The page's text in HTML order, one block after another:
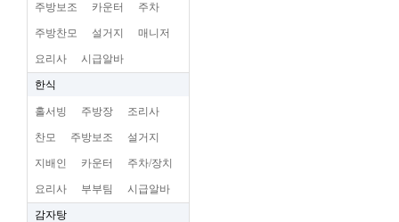
주방보조 카운터 주차
주방찬모 설거지 매니저
요리사 시급알바
한식
홀서빙 주방장 조리사
찬모 주방보조 설거지
지배인 카운터 주차/장치
요리사 부부팀 시급알바
감자탕